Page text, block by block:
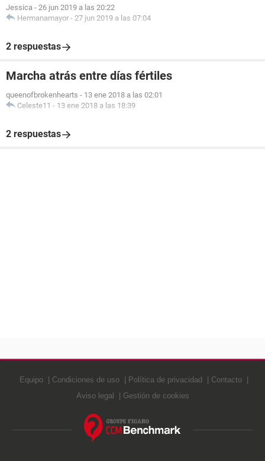
Jessica - 26 jun 2019 a las 20:22
Hermanamayor - 27 jun 2019 a las 07:04
2 respuestas
Marcha atrás entre días fértiles
queenofbrokenhearts - 13 ene 2018 a las 02:01
Celeste11 - 13 ene 2018 a las 18:39
2 respuestas
Equipo Condiciones de uso Política de privacidad
Contacto
Aviso legal
Gestión de cookies